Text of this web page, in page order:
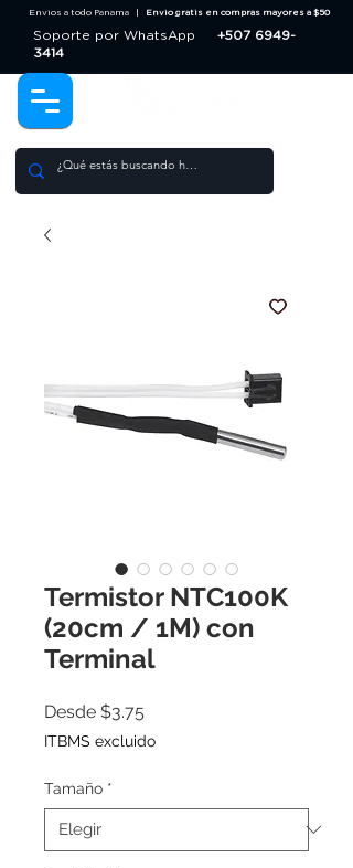
Envios a todo Panama | Envio gratis en compras mayores a $50
Soporte por WhatsApp
+507 6949-
3414
Termistor NTC100K
(20cm / 1M) con
Terminal
Desde $3.75
de
oferta
ITBMS excluido
Tamaño *